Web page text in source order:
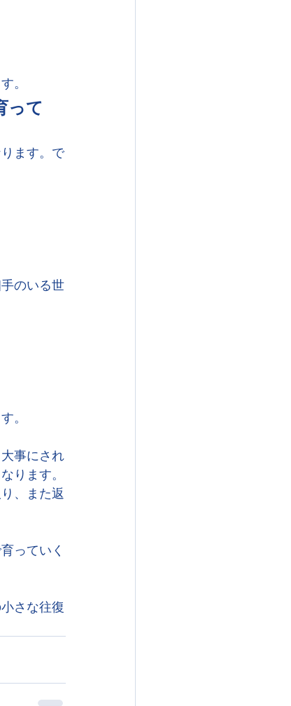
。
って
ます。で
のいる世
。
事にされ
ります。
、また返
っていく
さな往復